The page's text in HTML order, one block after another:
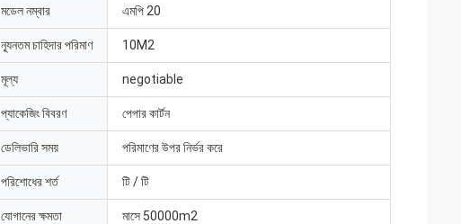
মডেল নম্বার এমপি 20
ন্যূনতম চাহিদার পরিমাণ 10M2
মূল্য negotiable
প্যাকেজিং বিবরণ পেপার কার্টন
ডেলিভারি সময় পরিমাণের উপর নির্ভর করে
পরিশোধের শর্ত টি / টি
যোগানের ক্ষমতা মাসে 50000m2